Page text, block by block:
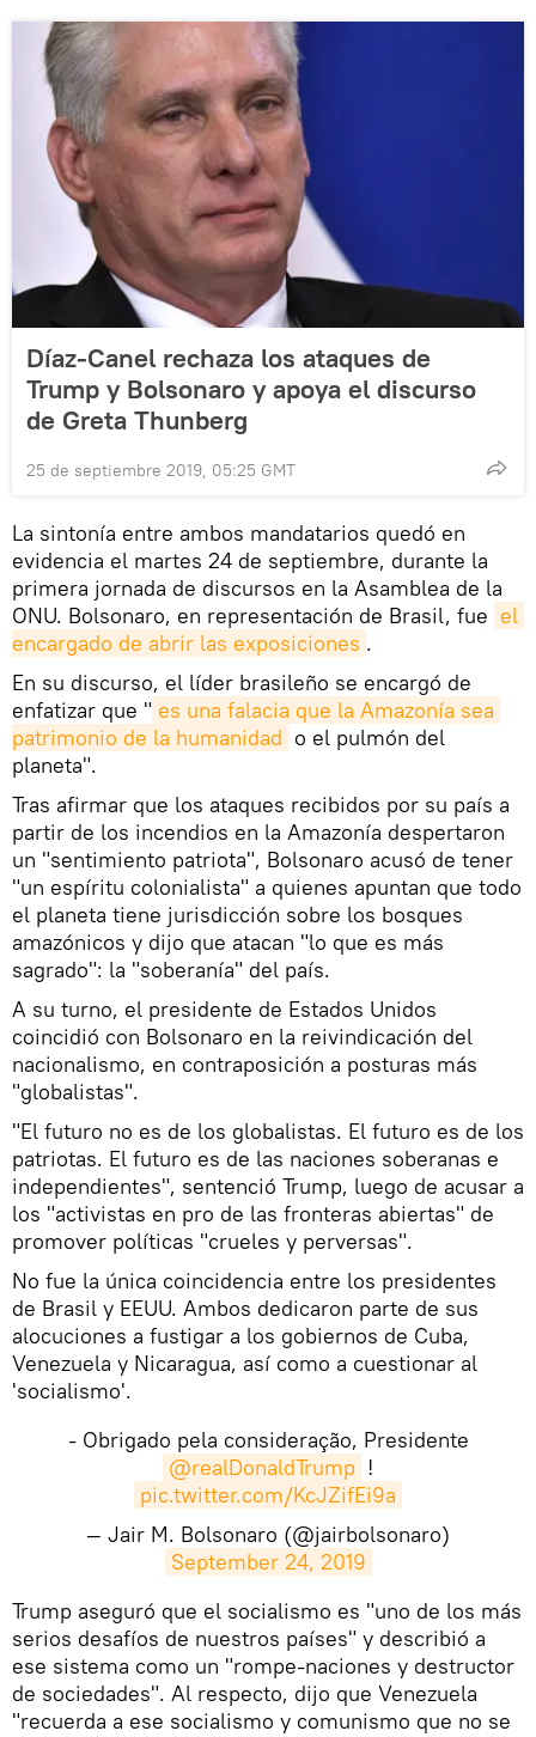
Díaz-Canel rechaza los ataques de
Trump y Bolsonaro y apoya el discurso
de Greta Thunberg
25 de septiembre 2019, 05:25 GMT
La sintonía entre ambos mandatarios quedó en
evidencia el martes 24 de septiembre, durante la
primera jornada de discursos en la Asamblea de la
ONU. Bolsonaro, en representación de Brasil, fue el
encargado de abrir las exposiciones .
En su discurso, el líder brasileño se encargó de
enfatizar que " es una falacia que la Amazonía sea
patrimonio de la humanidad o el pulmón del
planeta".
Tras afirmar que los ataques recibidos por su país a
partir de los incendios en la Amazonía despertaron
un "sentimiento patriota", Bolsonaro acusó de tener
"un espíritu colonialista" a quienes apuntan que todo
el planeta tiene jurisdicción sobre los bosques
amazónicos y dijo que atacan "lo que es más
sagrado": la "soberanía" del país.
A su turno, el presidente de Estados Unidos
coincidió con Bolsonaro en la reivindicación del
nacionalismo, en contraposición a posturas más
"globalistas".
"El futuro no es de los globalistas. El futuro es de los
patriotas. El futuro es de las naciones soberanas e
independientes", sentenció Trump, luego de acusar a
los "activistas en pro de las fronteras abiertas" de
promover políticas "crueles y perversas".
No fue la única coincidencia entre los presidentes
de Brasil y EEUU. Ambos dedicaron parte de sus
alocuciones a fustigar a los gobiernos de Cuba,
Venezuela y Nicaragua, así como a cuestionar al
'socialismo'.
- Obrigado pela consideração, Presidente
@realDonaldTrump !
pic.twitter.com/KcJZifEi9a
— Jair M. Bolsonaro (@jairbolsonaro)
September 24, 2019
Trump aseguró que el socialismo es "uno de los más
serios desafíos de nuestros países" y describió a
ese sistema como un "rompe-naciones y destructor
de sociedades". Al respecto, dijo que Venezuela
"recuerda a ese socialismo y comunismo que no se